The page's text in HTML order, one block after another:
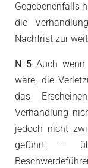
Gegebenenfalls
die
Nachfrist zur
N 5 Auch
wäre, die
das
Verhandlung
jedoch nicht
geführt –